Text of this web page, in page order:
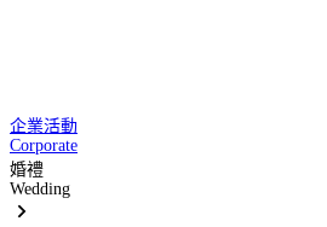
企業活動
Corporate
婚禮
Wedding